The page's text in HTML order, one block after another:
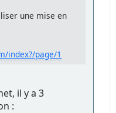
une mise en
index?/page/1
il y a 3
: